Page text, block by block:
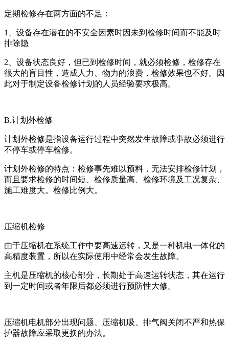
定期检修存在两方面的不足：
1、设备存在潜在的不安全因素时因未到检修时间而不能及时
排除隐
2、设备状态良好，但已到检修时间，就必须检修，检修存在
很大的盲目性，造成人力、物力的浪费，检修效果也不好。因
此对于制定设备检修计划的人员经验要求极高。
B.计划外检修
计划外检修是指设备运行过程中突然发生故障或事故必须进行
不停车或停车检修。
计划外检修的特点：检修事先难以预料，无法安排检修计划，
而且要求检修的时间短、检修质量高、检修环境及工况复杂、
施工难度大。检修比例大。
压缩机检修
由于压缩机在系统工作中要高速运转，又是一种机电一体化的
高精度装置，所以在实际使用中经常会发生故障。
主机是压缩机的核心部分，长期处于高速运转状态，其在运行
到一定时间或者年限后都必须进行预防性大修。
压缩机电机部分出现问题、压缩机吸、排气阀关闭不严和热保
护器故障应采取更换的办法。